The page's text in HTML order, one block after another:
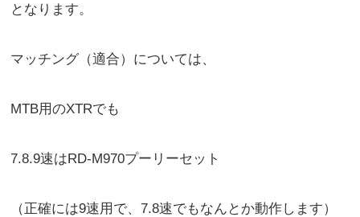
となります。
マッチング（適合）については、
MTB用のXTRでも
7.8.9速はRD-M970プーリーセット
（正確には9速用で、7.8速でもなんとか動作します）